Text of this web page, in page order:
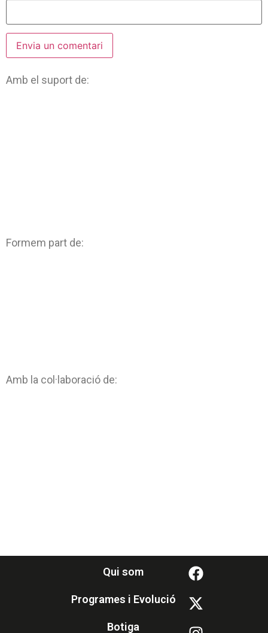
Amb el suport de:
Formem part de:
Amb la col·laboració de:
Qui som
Programes i Evolució
Botiga